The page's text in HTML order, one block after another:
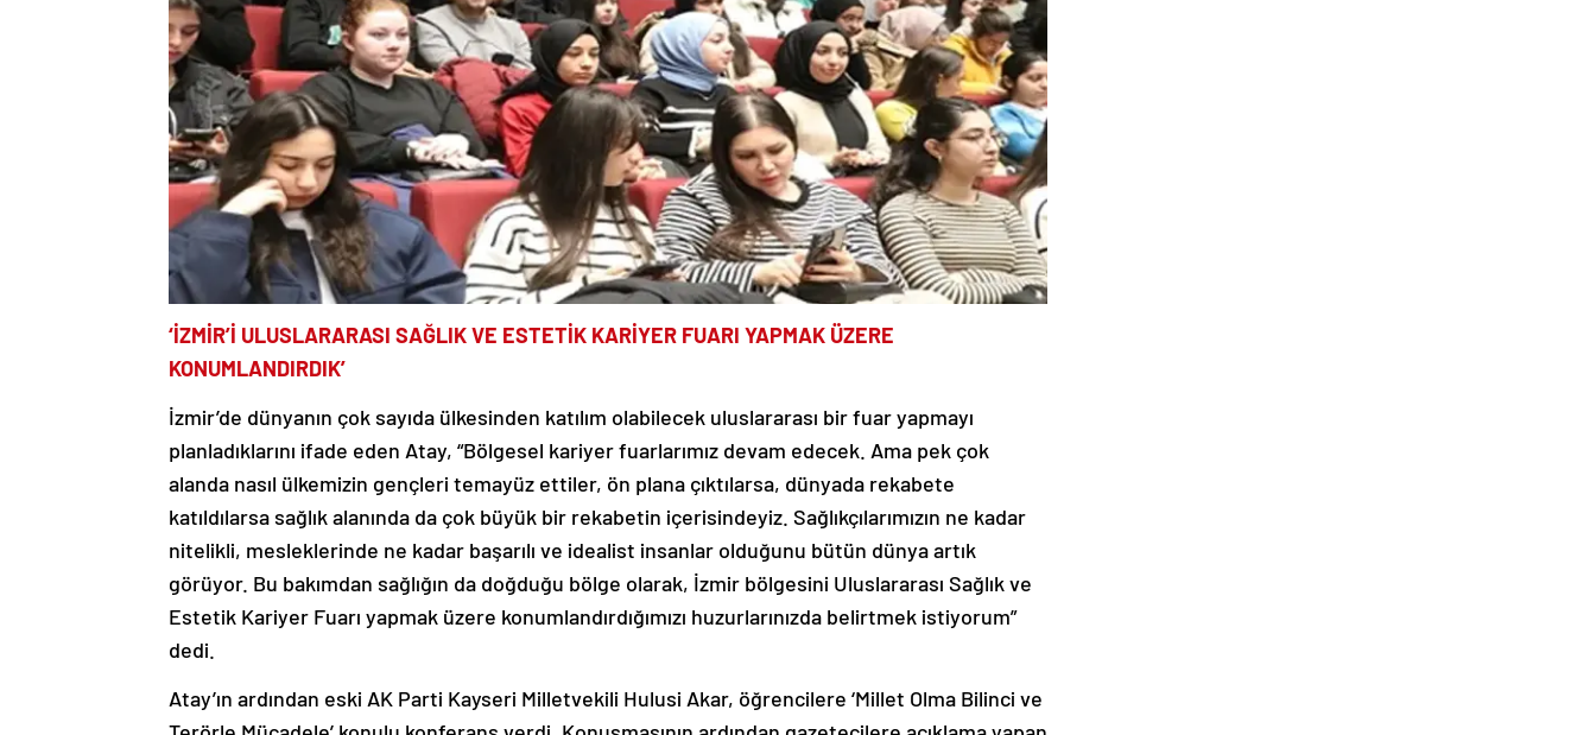
‘İZMİR’İ ULUSLARARASI SAĞLIK VE ESTETİK KARİYER FUARI YAPMAK ÜZERE
KONUMLANDIRDIK’
İzmir’de dünyanın çok sayıda ülkesinden katılım olabilecek uluslararası bir fuar yapmayı
planladıklarını ifade eden Atay, “Bölgesel kariyer fuarlarımız devam edecek. Ama pek çok
alanda nasıl ülkemizin gençleri temayüz ettiler, ön plana çıktılarsa, dünyada rekabete
katıldılarsa sağlık alanında da çok büyük bir rekabetin içerisindeyiz. Sağlıkçılarımızın ne kadar
nitelikli, mesleklerinde ne kadar başarılı ve idealist insanlar olduğunu bütün dünya artık
görüyor. Bu bakımdan sağlığın da doğduğu bölge olarak, İzmir bölgesini Uluslararası Sağlık ve
Estetik Kariyer Fuarı yapmak üzere konumlandırdığımızı huzurlarınızda belirtmek istiyorum”
dedi.
Atay’ın ardından eski AK Parti Kayseri Milletvekili Hulusi Akar, öğrencilere ‘Millet Olma Bilinci ve